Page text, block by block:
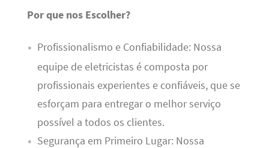
Por que nos Escolher?
Profissionalismo e Confiabilidade: Nossa
equipe de eletricistas é composta por
profissionais experientes e confiáveis, que se
esforçam para entregar o melhor serviço
possível a todos os clientes.
Segurança em Primeiro Lugar: Nossa